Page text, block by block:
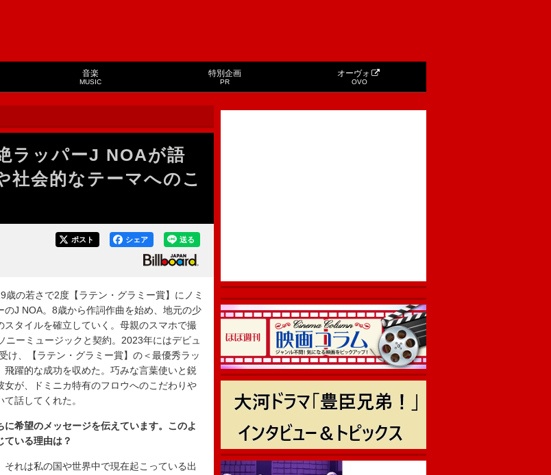
音楽
MUSIC
特別企画
PR
オーヴォ
OVO
ラッパーJ NOAが語
社会的なテーマへのこ
送る
シェア
ポスト
の若さで2度【ラテン・グラミー賞】にノミ
J NOA。8歳から作詞作曲を始め、地元の少
タイルを確立していく。母親のスマホで撮
ーミュージックと契約。2023年にはデビュ
け、【ラテン・グラミー賞】の＜最優秀ラッ
躍的な成功を収めた。巧みな言葉使いと鋭
が、ドミニカ特有のフロウへのこだわりや
話してくれた。
希望のメッセージを伝えています。このよ
ている理由は？
れは私の国や世界中で現在起こっている出